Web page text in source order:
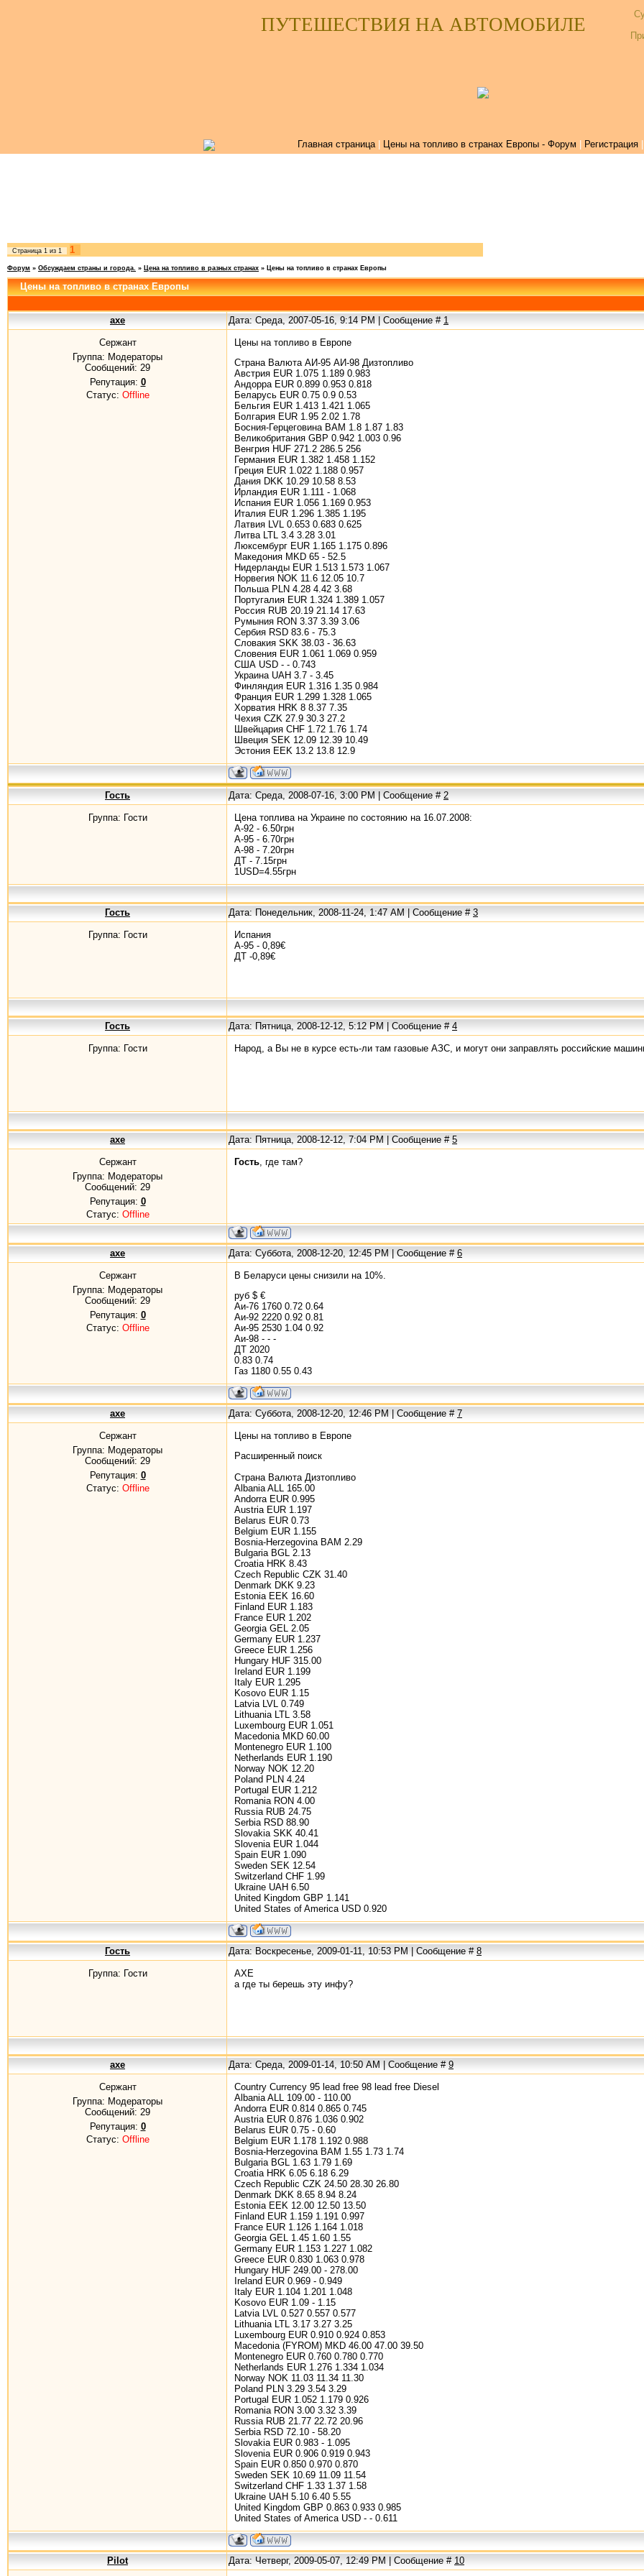
ПУТЕШЕСТВИЯ НА АВТОМОБИЛЕ
Главная страница| Цены на топливо в странах Европы - Форум Регистрация
Страница 1 из 1 1
Форум » Обсуждаем страны и города. » Цена на топливо в разных странах » Цены на топливо в странах Европы
Цены на топливо в странах Европы
axe Дата: Среда, 2007-05-16, 9:14 PM | Сообщение # 1
Сержант
Группа: Модераторы
Сообщений: 29
Репутация: 0
Статус: Offline
Цены на топливо в Европе
Страна Валюта АИ-95 АИ-98 Дизтопливо
Австрия EUR 1.075 1.189 0.983
Андорра EUR 0.899 0.953 0.818
Беларусь EUR 0.75 0.9 0.53
Бельгия EUR 1.413 1.421 1.065
Болгария EUR 1.95 2.02 1.78
Босния-Герцеговина BAM 1.8 1.87 1.83
Великобритания GBP 0.942 1.003 0.96
Венгрия HUF 271.2 286.5 256
Германия EUR 1.382 1.458 1.152
Греция EUR 1.022 1.188 0.957
Дания DKK 10.29 10.58 8.53
Ирландия EUR 1.111 - 1.068
Испания EUR 1.056 1.169 0.953
Италия EUR 1.296 1.385 1.195
Латвия LVL 0.653 0.683 0.625
Литва LTL 3.4 3.28 3.01
Люксембург EUR 1.165 1.175 0.896
Македония MKD 65 - 52.5
Нидерланды EUR 1.513 1.573 1.067
Норвегия NOK 11.6 12.05 10.7
Польша PLN 4.28 4.42 3.68
Португалия EUR 1.324 1.389 1.057
Россия RUB 20.19 21.14 17.63
Румыния RON 3.37 3.39 3.06
Сербия RSD 83.6 - 75.3
Словакия SKK 38.03 - 36.63
Словения EUR 1.061 1.069 0.959
США USD - - 0.743
Украина UAH 3.7 - 3.45
Финляндия EUR 1.316 1.35 0.984
Франция EUR 1.299 1.328 1.065
Хорватия HRK 8 8.37 7.35
Чехия CZK 27.9 30.3 27.2
Швейцария CHF 1.72 1.76 1.74
Швеция SEK 12.09 12.39 10.49
Эстония EEK 13.2 13.8 12.9
Гость Дата: Среда, 2008-07-16, 3:00 PM | Сообщение # 2
Группа: Гости
Цена топлива на Украине по состоянию на 16.07.2008:
А-92 - 6.50грн
А-95 - 6.70грн
А-98 - 7.20грн
ДТ - 7.15грн
1USD=4.55грн
Гость Дата: Понедельник, 2008-11-24, 1:47 AM | Сообщение # 3
Группа: Гости
Испания
А-95 - 0,89€
ДТ -0,89€
Гость Дата: Пятница, 2008-12-12, 5:12 PM | Сообщение # 4
Группа: Гости Народ, а Вы не в курсе есть-ли там газовые АЗС, и могут они заправлять российские
axe Дата: Пятница, 2008-12-12, 7:04 PM | Сообщение # 5
Сержант
Группа: Модераторы
Сообщений: 29
Репутация: 0
Статус: Offline
Гость, где там?
axe Дата: Суббота, 2008-12-20, 12:45 PM | Сообщение # 6
Сержант
Группа: Модераторы
Сообщений: 29
Репутация: 0
Статус: Offline
В Беларуси цены снизили на 10%.
руб $ €
Аи-76 1760 0.72 0.64
Аи-92 2220 0.92 0.81
Аи-95 2530 1.04 0.92
Аи-98 - - -
ДТ 2020
0.83 0.74
Газ 1180 0.55 0.43
axe Дата: Суббота, 2008-12-20, 12:46 PM | Сообщение # 7
Сержант
Группа: Модераторы
Сообщений: 29
Репутация: 0
Статус: Offline
Цены на топливо в Европе
Расширенный поиск
Страна Валюта Дизтопливо
Albania ALL 165.00
Andorra EUR 0.995
Austria EUR 1.197
Belarus EUR 0.73
Belgium EUR 1.155
Bosnia-Herzegovina BAM 2.29
Bulgaria BGL 2.13
Croatia HRK 8.43
Czech Republic CZK 31.40
Denmark DKK 9.23
Estonia EEK 16.60
Finland EUR 1.183
France EUR 1.202
Georgia GEL 2.05
Germany EUR 1.237
Greece EUR 1.256
Hungary HUF 315.00
Ireland EUR 1.199
Italy EUR 1.295
Kosovo EUR 1.15
Latvia LVL 0.749
Lithuania LTL 3.58
Luxembourg EUR 1.051
Macedonia MKD 60.00
Montenegro EUR 1.100
Netherlands EUR 1.190
Norway NOK 12.20
Poland PLN 4.24
Portugal EUR 1.212
Romania RON 4.00
Russia RUB 24.75
Serbia RSD 88.90
Slovakia SKK 40.41
Slovenia EUR 1.044
Spain EUR 1.090
Sweden SEK 12.54
Switzerland CHF 1.99
Ukraine UAH 6.50
United Kingdom GBP 1.141
United States of America USD 0.920
Гость Дата: Воскресенье, 2009-01-11, 10:53 PM | Сообщение # 8
Группа: Гости
AXE
а где ты берешь эту инфу?
axe Дата: Среда, 2009-01-14, 10:50 AM | Сообщение # 9
Сержант
Группа: Модераторы
Сообщений: 29
Репутация: 0
Статус: Offline
Country Currency 95 lead free 98 lead free Diesel
Albania ALL 109.00 - 110.00
Andorra EUR 0.814 0.865 0.745
Austria EUR 0.876 1.036 0.902
Belarus EUR 0.75 - 0.60
Belgium EUR 1.178 1.192 0.988
Bosnia-Herzegovina BAM 1.55 1.73 1.74
Bulgaria BGL 1.63 1.79 1.69
Croatia HRK 6.05 6.18 6.29
Czech Republic CZK 24.50 28.30 26.80
Denmark DKK 8.65 8.94 8.24
Estonia EEK 12.00 12.50 13.50
Finland EUR 1.159 1.191 0.997
France EUR 1.126 1.164 1.018
Georgia GEL 1.45 1.60 1.55
Germany EUR 1.153 1.227 1.082
Greece EUR 0.830 1.063 0.978
Hungary HUF 249.00 - 278.00
Ireland EUR 0.969 - 0.949
Italy EUR 1.104 1.201 1.048
Kosovo EUR 1.09 - 1.15
Latvia LVL 0.527 0.557 0.577
Lithuania LTL 3.17 3.27 3.25
Luxembourg EUR 0.910 0.924 0.853
Macedonia (FYROM) MKD 46.00 47.00 39.50
Montenegro EUR 0.760 0.780 0.770
Netherlands EUR 1.276 1.334 1.034
Norway NOK 11.03 11.34 11.30
Poland PLN 3.29 3.54 3.29
Portugal EUR 1.052 1.179 0.926
Romania RON 3.00 3.32 3.39
Russia RUB 21.77 22.72 20.96
Serbia RSD 72.10 - 58.20
Slovakia EUR 0.983 - 1.095
Slovenia EUR 0.906 0.919 0.943
Spain EUR 0.850 0.970 0.870
Sweden SEK 10.69 11.09 11.54
Switzerland CHF 1.33 1.37 1.58
Ukraine UAH 5.10 6.40 5.55
United Kingdom GBP 0.863 0.933 0.985
United States of America USD - - 0.611
Pilot Дата: Четверг, 2009-05-07, 12:49 PM | Сообщение # 10